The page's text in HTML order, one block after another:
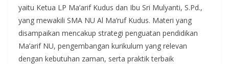
yaitu Ketua LP Ma’arif Kudus dan Ibu Sri Mulyanti, S.Pd.,
yang mewakili SMA NU Al Ma’ruf Kudus. Materi yang
disampaikan mencakup strategi penguatan pendidikan
Ma’arif NU, pengembangan kurikulum yang relevan
dengan kebutuhan zaman, serta praktik terbaik